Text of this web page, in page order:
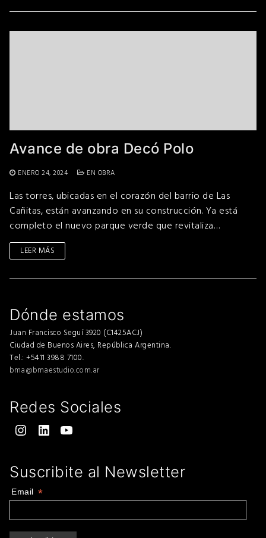
Avance de obra Decó Polo
ENERO 24, 2024 EN OBRA
Las torres, ubicadas en el corazón del barrio de Las
Cañitas, están avanzando en su construcción. Ya está
completo el nuevo parque verde que revitaliza…
LEER MÁS
Dónde estamos
Juan Francisco Seguí 3920 (C1425ACJ)
Ciudad de Buenos Aires, República Argentina.
Tel.: +5411 3988 7100.
bma@bmaestudio.com.ar
Redes Sociales
Instagram
LinkedInYouTube
Suscribite al Newsletter
Email *